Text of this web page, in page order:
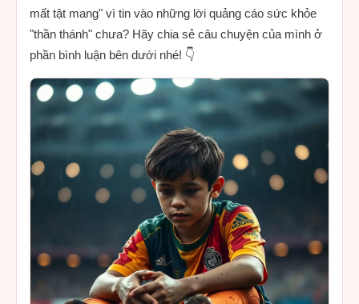
mất tật mang" vì tin vào những lời quảng cáo sức khỏe
"thần thánh" chưa? Hãy chia sẻ câu chuyện của mình ở
phần bình luận bên dưới nhé! 👇